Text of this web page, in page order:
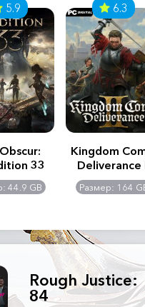
5.9
33
44.9 GB
6.3
Kingdom
Deliverance
Размер: 164
Rough Justice:
84